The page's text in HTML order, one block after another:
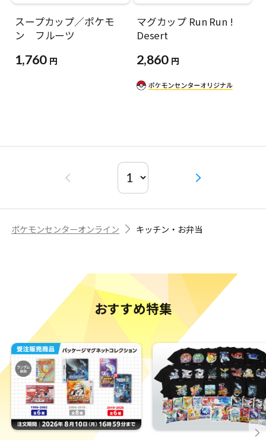
スープカップ／ポケモ
ン フルーツ
1,760 円
マグカップ Run Run !
Desert
2,860 円
ポケモンセンターオンライン キッチン・お弁当
おすすめ特集